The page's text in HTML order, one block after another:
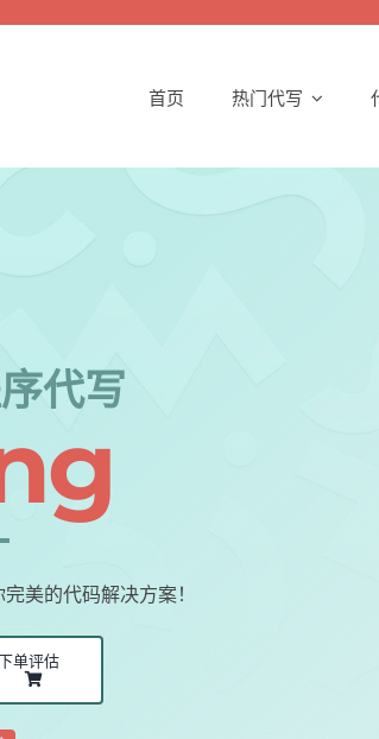
首页 热门代写
代写
美的代码解决方案！
单评估